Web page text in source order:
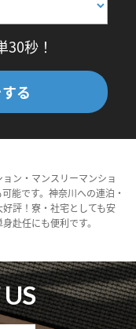
秒！
る
ン・マンスリーマンショ
能です。神奈川への連泊・
評！寮・社宅としても安
赴任にも便利です。